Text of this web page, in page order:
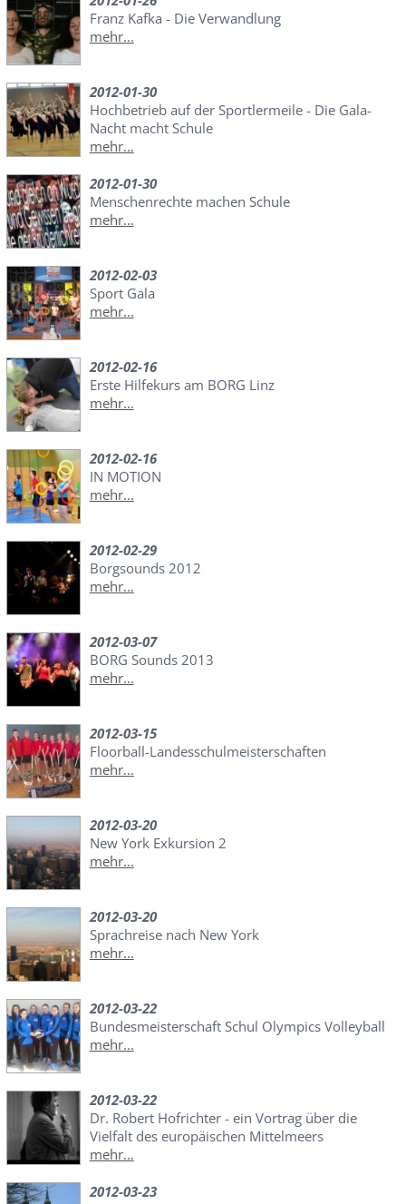
Franz Kafka - Die Verwandlung
mehr...
2012-01-30
Hochbetrieb auf der Sportlermeile - Die Gala-
Nacht macht Schule
mehr...
2012-01-30
Menschenrechte machen Schule
mehr...
2012-02-03
Sport Gala
mehr...
2012-02-16
Erste Hilfekurs am BORG Linz
mehr...
2012-02-16
IN MOTION
mehr...
2012-02-29
Borgsounds 2012
mehr...
2012-03-07
BORG Sounds 2013
mehr...
2012-03-15
Floorball-Landesschulmeisterschaften
mehr...
2012-03-20
New York Exkursion 2
mehr...
2012-03-20
Sprachreise nach New York
mehr...
2012-03-22
Bundesmeisterschaft Schul Olympics Volleyball
mehr...
2012-03-22
Dr. Robert Hofrichter - ein Vortrag über die
Vielfalt des europäischen Mittelmeers
mehr...
2012-03-23